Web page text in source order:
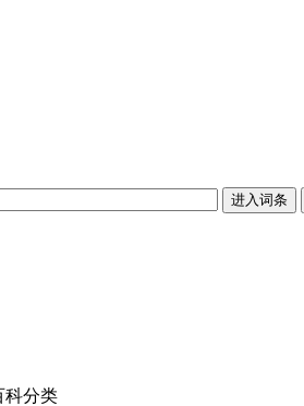
科分类